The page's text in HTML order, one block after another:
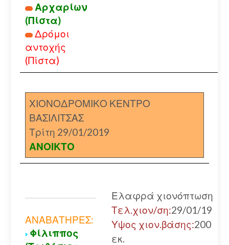
Αρχαρίων
(Πίστα)
Δρόμοι
αντοχής
(Πίστα)
ΧΙΟΝΟΔΡΟΜΙΚΟ ΚΕΝΤΡΟ
ΒΑΣΙΛΙΤΣΑΣ
Τρίτη 29/01/2019
ΑΝΟΙΚΤΟ
ΑΝΑΒΑΤΗΡΕΣ:
Φίλιππος
Ελαφρά χιονόπτωση
Τελ.χιον/ση:29/01/19
Υψος χιον.βάσης:200
εκ.